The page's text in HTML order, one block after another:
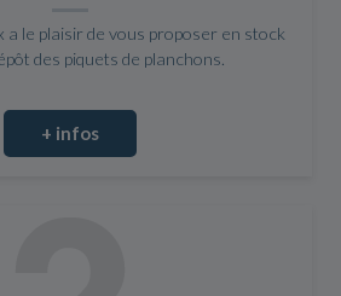
le plaisir de vous proposer en stock
des piquets de planchons.
+ infos